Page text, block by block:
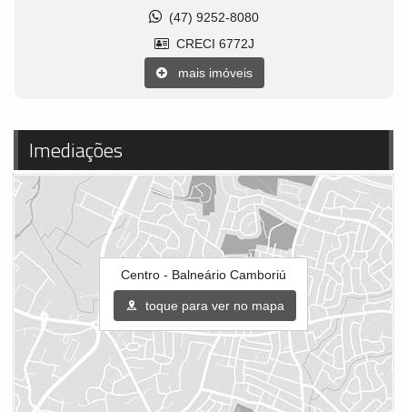
(47) 9252-8080
CRECI 6772J
mais imóveis
Imediações
Centro - Balneário Camboriú
toque para ver no mapa